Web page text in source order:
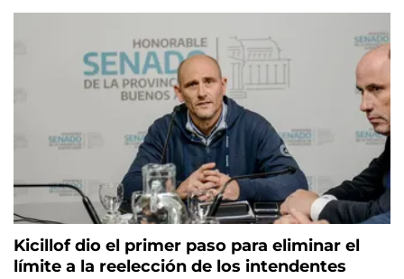
Kicillof dio el primer paso para eliminar el
límite a la reelección de los intendentes